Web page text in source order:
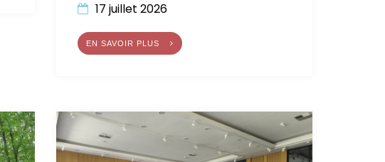
17 juillet 2026
EN SAVOIR PLUS